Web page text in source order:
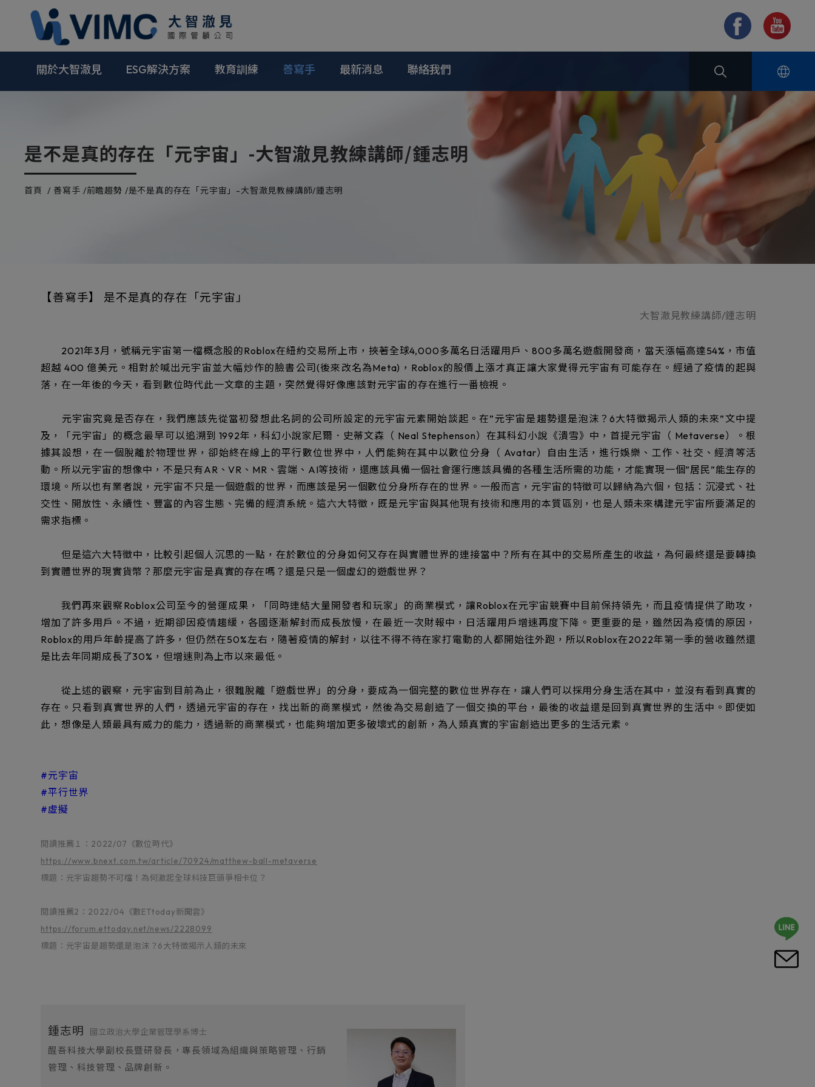
關於大智澈見 ESG解決方案 教育訓練 善寫手 最新消息 聯絡我們
是不是真的存在「元宇宙」-大智澈見教練講師/鍾志明
首頁 善寫手 前瞻趨勢 是不是真的存在「元宇宙」-大智澈見教練講師/鍾志明
【善寫手】 是不是真的存在「元宇宙」
大智澈見教練講師/鍾志明
2021年3月，號稱元宇宙第一檔概念股的Roblox在紐約交易所上市，挾著全球4,000多萬名日活躍用戶、800多萬名遊戲開發商，當天漲幅高達54%，市值
超越 400 億美元。相對於喊出元宇宙並大幅炒作的臉書公司(後來改名為Meta)，Roblox的股價上漲才真正讓大家覺得元宇宙有可能存在。經過了疫情的起與
落，在一年後的今天，看到數位時代此一文章的主題，突然覺得好像應該對元宇宙的存在進行一番檢視。
元宇宙究竟是否存在，我們應該先從當初發想此名詞的公司所設定的元宇宙元素開始談起。在”元宇宙是趨勢還是泡沫？6大特徵揭示人類的未來”文中提
及，「元宇宙」的概念最早可以追溯到 1992年，科幻小說家尼爾．史蒂文森（ Neal Stephenson）在其科幻小說《潰雪》中，首提元宇宙（ Metaverse）。根
據其設想，在一個脫離於物理世界，卻始終在線上的平行數位世界中，人們能夠在其中以數位分身（ Avatar）自由生活，進行娛樂、工作、社交、經濟等活
動。所以元宇宙的想像中，不是只有AR、VR、MR、雲端、AI等技術，還應該具備一個社會運行應該具備的各種生活所需的功能，才能實現一個”居民”能生存的
環境。所以也有業者說，元宇宙不只是一個遊戲的世界，而應該是另一個數位分身所存在的世界。一般而言，元宇宙的特徵可以歸納為六個，包括：沉浸式、社
交性、開放性、永續性、豐富的內容生態、完備的經濟系統。這六大特徵，既是元宇宙與其他現有技術和應用的本質區別，也是人類未來構建元宇宙所要滿足的
需求指標。
但是這六大特徵中，比較引起個人沉思的一點，在於數位的分身如何又存在與實體世界的連接當中？所有在其中的交易所產生的收益，為何最終還是要轉換
到實體世界的現實貨幣？那麼元宇宙是真實的存在嗎？還是只是一個虛幻的遊戲世界？
我們再來觀察Roblox公司至今的營運成果，「同時連結大量開發者和玩家」的商業模式，讓Roblox在元宇宙競賽中目前保持領先，而且疫情提供了助攻，
增加了許多用戶。不過，近期卻因疫情趨緩，各國逐漸解封而成長放慢，在最近一次財報中，日活躍用戶增速再度下降。更重要的是，雖然因為疫情的原因，
Roblox的用戶年齡提高了許多，但仍然在50%左右，隨著疫情的解封，以往不得不待在家打電動的人都開始往外跑，所以Roblox在2022年第一季的營收雖然還
是比去年同期成長了30%，但增速則為上市以來最低。
從上述的觀察，元宇宙到目前為止，很難脫離「遊戲世界」的分身，要成為一個完整的數位世界存在，讓人們可以採用分身生活在其中，並沒有看到真實的
存在。只看到真實世界的人們，透過元宇宙的存在，找出新的商業模式，然後為交易創造了一個交換的平台，最後的收益還是回到真實世界的生活中。即使如
此，想像是人類最具有威力的能力，透過新的商業模式，也能夠增加更多破壞式的創新，為人類真實的宇宙創造出更多的生活元素。
#元宇宙
#平行世界
#虛擬
閱讀推薦１：2022/07《數位時代》
https://www.bnext.com.tw/article/70924/matthew-ball-metaverse
標題：元宇宙趨勢不可檔！為何激起全球科技巨頭爭相卡位？
閱讀推薦2：2022/04《數ETtoday新聞雲》
https://forum.ettoday.net/news/2228099
標題：元宇宙是趨勢還是泡沫？6大特徵揭示人類的未來
鍾志明 國立政治大學企業管理學系博士
醒吾科技大學副校長暨研發長，專長領域為組織與策略管理、行銷
管理、科技管理、品牌創新 。
Cookie管理面板